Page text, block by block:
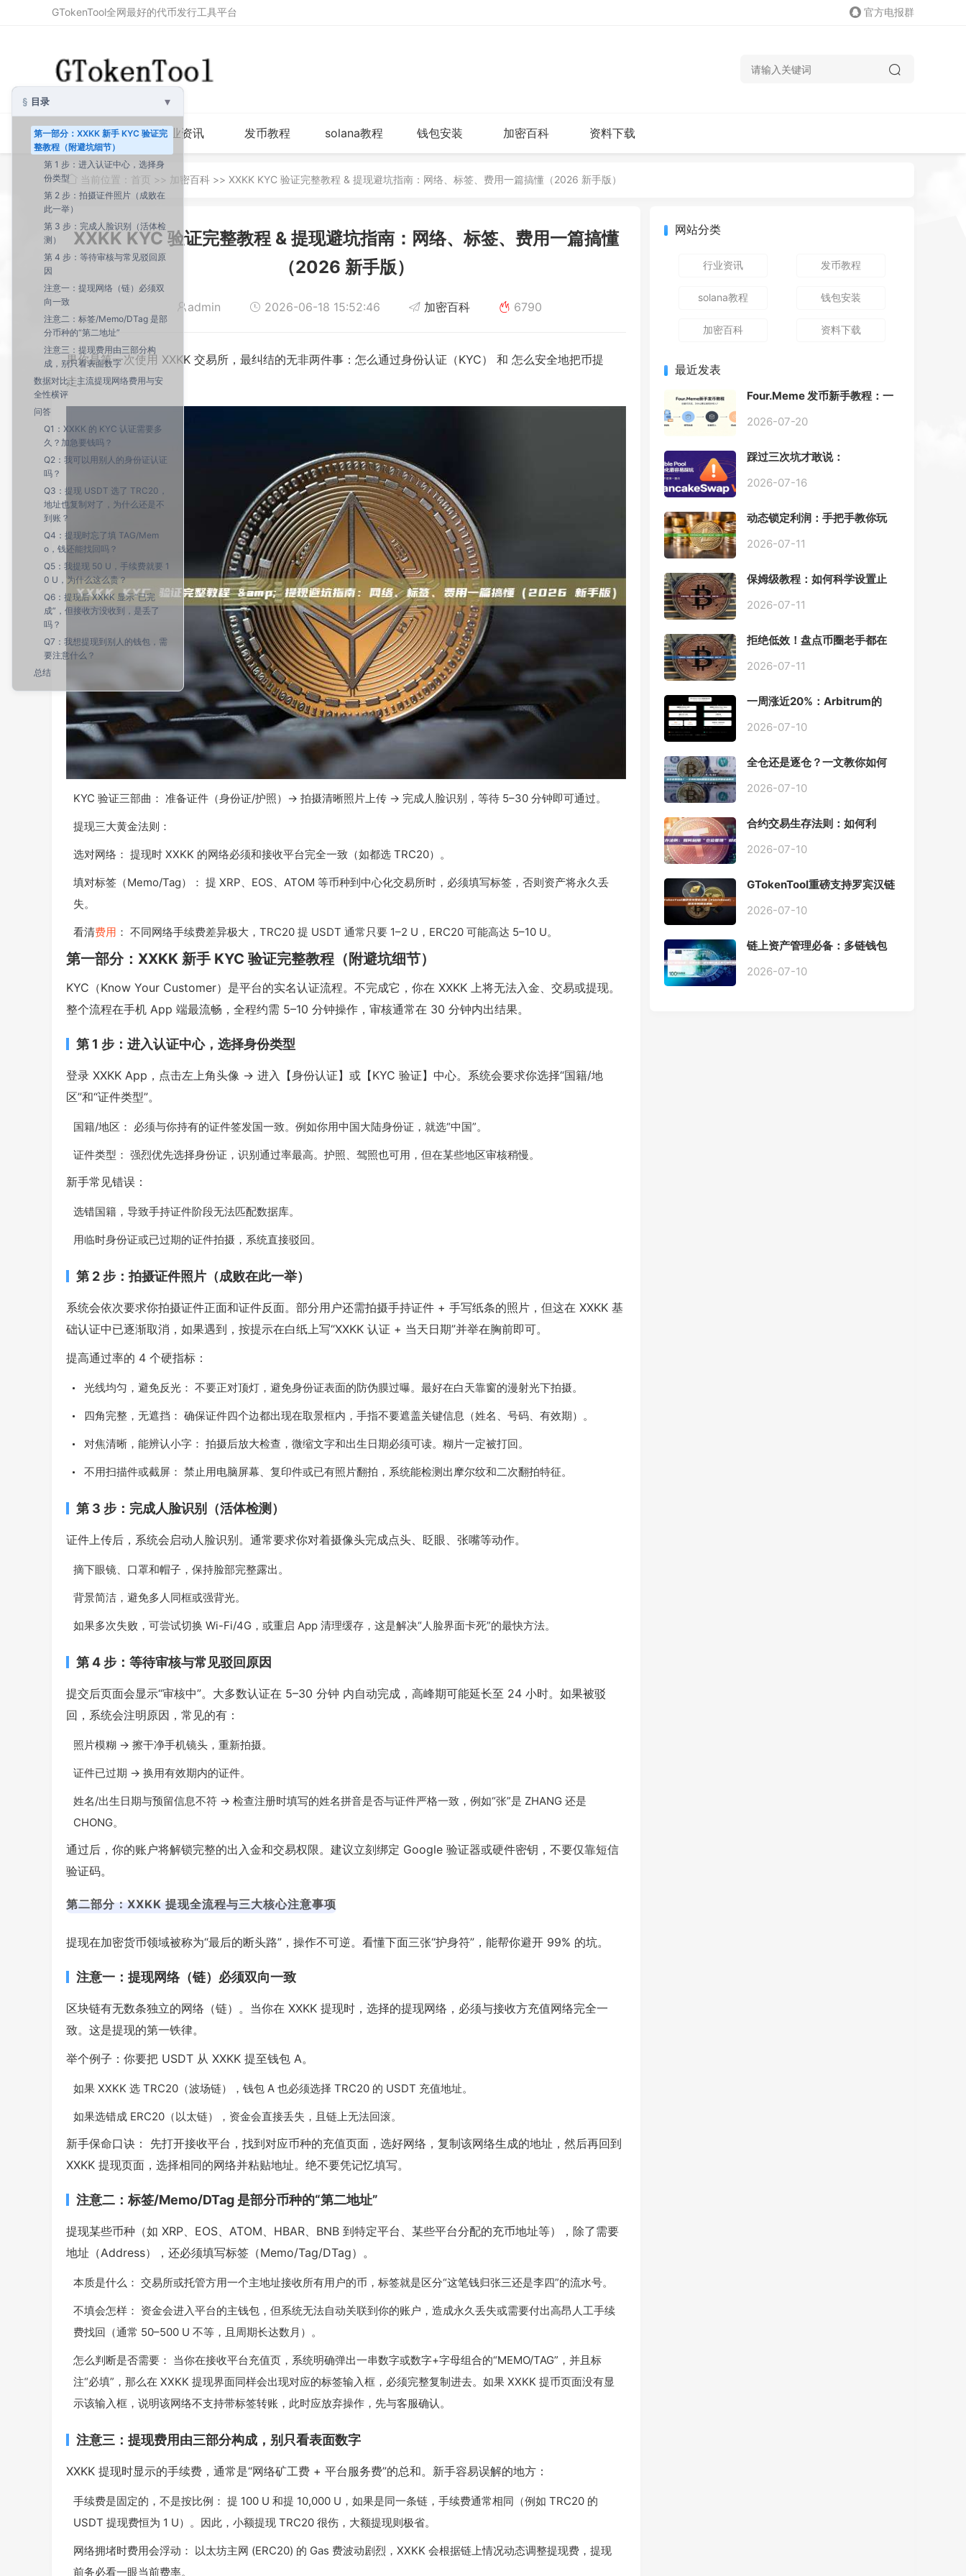
GTokenTool全网最好的代币发行工具平台 官方电报群
首页 行业资讯 发币教程 solana教程 钱包安装 加密百科 资料下载
当前位置： 首页 >> 加密百科 >> XXKK KYC 验证完整教程 & 提现避坑指南：网络、标签、费用一篇搞懂（2026 新手版）
XXKK KYC 验证完整教程 & 提现避坑指南：网络、标签、费用一篇搞懂
（2026 新手版）
admin 2026-06-18 15:52:46 加密百科 6790
果你是第一次使用 XXKK 交易所，最纠结的无非两件事：怎么通过身份认证（KYC） 和 怎么安全地把币提
走。
KYC 验证三部曲： 准备证件（身份证/护照）→ 拍摄清晰照片上传 → 完成人脸识别，等待 5–30 分钟即可通过。
提现三大黄金法则：
选对网络： 提现时 XXKK 的网络必须和接收平台完全一致（如都选 TRC20）。
填对标签（Memo/Tag）： 提 XRP、EOS、ATOM 等币种到中心化交易所时，必须填写标签，否则资产将永久丢
失。
看清费用 ： 不同网络手续费差异极大，TRC20 提 USDT 通常只要 1–2 U，ERC20 可能高达 5–10 U。
第一部分：XXKK 新手 KYC 验证完整教程（附避坑细节）
KYC（Know Your Customer）是平台的实名认证流程。不完成它，你在 XXKK 上将无法入金、交易或提现。
整个流程在手机 App 端最流畅，全程约需 5–10 分钟操作，审核通常在 30 分钟内出结果。
第 1 步：进入认证中心，选择身份类型
登录 XXKK App，点击左上角头像 → 进入【身份认证】或【KYC 验证】中心。系统会要求你选择“国籍/地
区”和“证件类型”。
国籍/地区： 必须与你持有的证件签发国一致。例如你用中国大陆身份证，就选“中国”。
证件类型： 强烈优先选择身份证，识别通过率最高。护照、驾照也可用，但在某些地区审核稍慢。
新手常见错误：
选错国籍，导致手持证件阶段无法匹配数据库。
用临时身份证或已过期的证件拍摄，系统直接驳回。
第 2 步：拍摄证件照片（成败在此一举）
系统会依次要求你拍摄证件正面和证件反面。部分用户还需拍摄手持证件 + 手写纸条的照片，但这在 XXKK 基
础认证中已逐渐取消，如果遇到，按提示在白纸上写“XXKK 认证 + 当天日期”并举在胸前即可。
提高通过率的 4 个硬指标：
光线均匀，避免反光： 不要正对顶灯，避免身份证表面的防伪膜过曝。最好在白天靠窗的漫射光下拍摄。
四角完整，无遮挡： 确保证件四个边都出现在取景框内，手指不要遮盖关键信息（姓名、号码、有效期）。
对焦清晰，能辨认小字： 拍摄后放大检查，微缩文字和出生日期必须可读。糊片一定被打回。
不用扫描件或截屏： 禁止用电脑屏幕、复印件或已有照片翻拍，系统能检测出摩尔纹和二次翻拍特征。
第 3 步：完成人脸识别（活体检测）
证件上传后，系统会启动人脸识别。通常要求你对着摄像头完成点头、眨眼、张嘴等动作。
摘下眼镜、口罩和帽子，保持脸部完整露出。
背景简洁，避免多人同框或强背光。
如果多次失败，可尝试切换 Wi-Fi/4G，或重启 App 清理缓存，这是解决“人脸界面卡死”的最快方法。
第 4 步：等待审核与常见驳回原因
提交后页面会显示“审核中”。大多数认证在 5–30 分钟 内自动完成，高峰期可能延长至 24 小时。如果被驳
回，系统会注明原因，常见的有：
照片模糊 → 擦干净手机镜头，重新拍摄。
证件已过期 → 换用有效期内的证件。
姓名/出生日期与预留信息不符 → 检查注册时填写的姓名拼音是否与证件严格一致，例如“张”是 ZHANG 还是
CHONG。
通过后，你的账户将解锁完整的出入金和交易权限。建议立刻绑定 Google 验证器或硬件密钥，不要仅靠短信
验证码。
第二部分：XXKK 提现全流程与三大核心注意事项
提现在加密货币领域被称为“最后的断头路”，操作不可逆。看懂下面三张“护身符”，能帮你避开 99% 的坑。
注意一：提现网络（链）必须双向一致
区块链有无数条独立的网络（链）。当你在 XXKK 提现时，选择的提现网络，必须与接收方充值网络完全一
致。这是提现的第一铁律。
举个例子：你要把 USDT 从 XXKK 提至钱包 A。
如果 XXKK 选 TRC20（波场链），钱包 A 也必须选择 TRC20 的 USDT 充值地址。
如果选错成 ERC20（以太链），资金会直接丢失，且链上无法回滚。
新手保命口诀： 先打开接收平台，找到对应币种的充值页面，选好网络，复制该网络生成的地址，然后再回到
XXKK 提现页面，选择相同的网络并粘贴地址。绝不要凭记忆填写。
注意二：标签/Memo/DTag 是部分币种的“第二地址”
提现某些币种（如 XRP、EOS、ATOM、HBAR、BNB 到特定平台、某些平台分配的充币地址等），除了需要
地址（Address），还必须填写标签（Memo/Tag/DTag）。
本质是什么： 交易所或托管方用一个主地址接收所有用户的币，标签就是区分“这笔钱归张三还是李四”的流水号。
不填会怎样： 资金会进入平台的主钱包，但系统无法自动关联到你的账户，造成永久丢失或需要付出高昂人工手续
费找回（通常 50–500 U 不等，且周期长达数月）。
怎么判断是否需要： 当你在接收平台充值页，系统明确弹出一串数字或数字+字母组合的“MEMO/TAG”，并且标
注“必填”，那么在 XXKK 提现界面同样会出现对应的标签输入框，必须完整复制进去。如果 XXKK 提币页面没有显
示该输入框，说明该网络不支持带标签转账，此时应放弃操作，先与客服确认。
注意三：提现费用由三部分构成，别只看表面数字
XXKK 提现时显示的手续费，通常是“网络矿工费 + 平台服务费”的总和。新手容易误解的地方：
手续费是固定的，不是按比例： 提 100 U 和提 10,000 U，如果是同一条链，手续费通常相同（例如 TRC20 的
USDT 提现费恒为 1 U）。因此，小额提现 TRC20 很伤，大额提现则极省。
网络拥堵时费用会浮动： 以太坊主网 (ERC20) 的 Gas 费波动剧烈，XXKK 会根据链上情况动态调整提现费，提现
前务必看一眼当前费率。
网站分类
行业资讯 发币教程
solana教程 钱包安装
加密百科 资料下载
最近发表
Four.Meme 发币新手教程：一
动踩坑
2026-07-20
踩过三次坑才敢说：
Pool 最容易翻车的不是手续
2026-07-16
动态锁定利润：手把手教你玩
2026-07-11
保姆级教程：如何科学设置止
2026-07-11
拒绝低效！盘点币圈老手都在
具
2026-07-11
一周涨近20%：Arbitrum的
Chain一夜盘活
2026-07-10
全仓还是逐仓？一文教你如何
2026-07-10
合约交易生存法则：如何利
2026-07-10
GTokenTool重磅支持罗宾汉链
程全解析
2026-07-10
链上资产管理必备：多链钱包
2026-07-10
目录 ▾
第一部分：XXKK 新手 KYC 验证完
整教程（附避坑细节）
第 1 步：进入认证中心，选择身
份类型
第 2 步：拍摄证件照片（成败在
此一举）
第 3 步：完成人脸识别（活体检
测）
第 4 步：等待审核与常见驳回原
因
注意一：提现网络（链）必须双
向一致
注意二：标签/Memo/DTag 是部
分币种的“第二地址”
注意三：提现费用由三部分构
成，别只看表面数字
数据对比：主流提现网络费用与安
全性横评
问答
Q1：XXKK 的 KYC 认证需要多
久？加急要钱吗？
Q2：我可以用别人的身份证认证
吗？
Q3：提现 USDT 选了 TRC20，
地址也复制对了，为什么还是不
到账？
Q4：提现时忘了填 TAG/Mem
o，钱还能找回吗？
Q5：我提现 50 U，手续费就要 1
0 U，为什么这么贵？
Q6：提现后 XXKK 显示“已完
成”，但接收方没收到，是丢了
吗？
Q7：我想提现到别人的钱包，需
要注意什么？
总结